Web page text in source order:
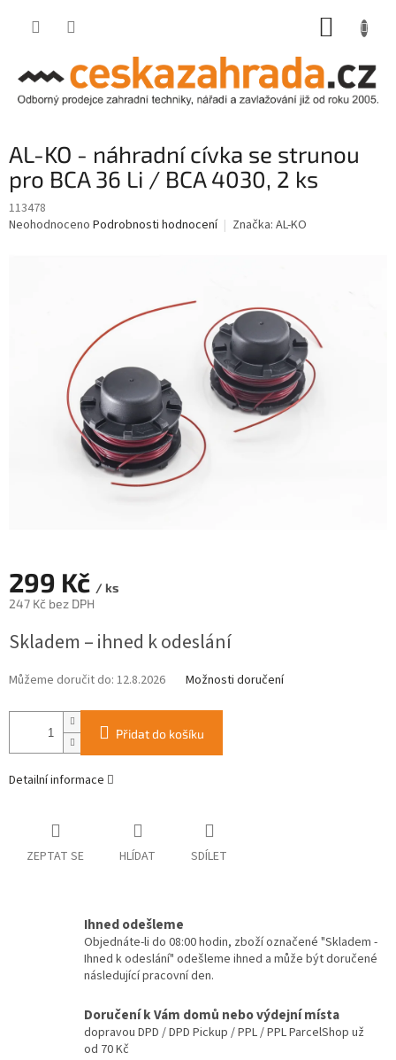
AL-KO - náhradní cívka se strunou
pro BCA 36 Li / BCA 4030, 2 ks
113478
Průměrné
Neohodnoceno Podrobnosti hodnocení Značka: AL-KO
299 Kč / ks
247 Kč bez DPH
cena:
Skladem – ihned k odeslání
Můžeme doručit do: 12.8.2026 Možnosti doručení
Přidat do košíku
Detailní informace
ZEPTAT SE HLÍDAT SDÍLET
Ihned odešleme
Objednáte-li do 08:00 hodin, zboží označené "Skladem -
Ihned k odeslání" odešleme ihned a může být doručené
následující pracovní den.
Doručení k Vám domů nebo výdejní místa
dopravou DPD / DPD Pickup / PPL / PPL ParcelShop už
od 70 Kč